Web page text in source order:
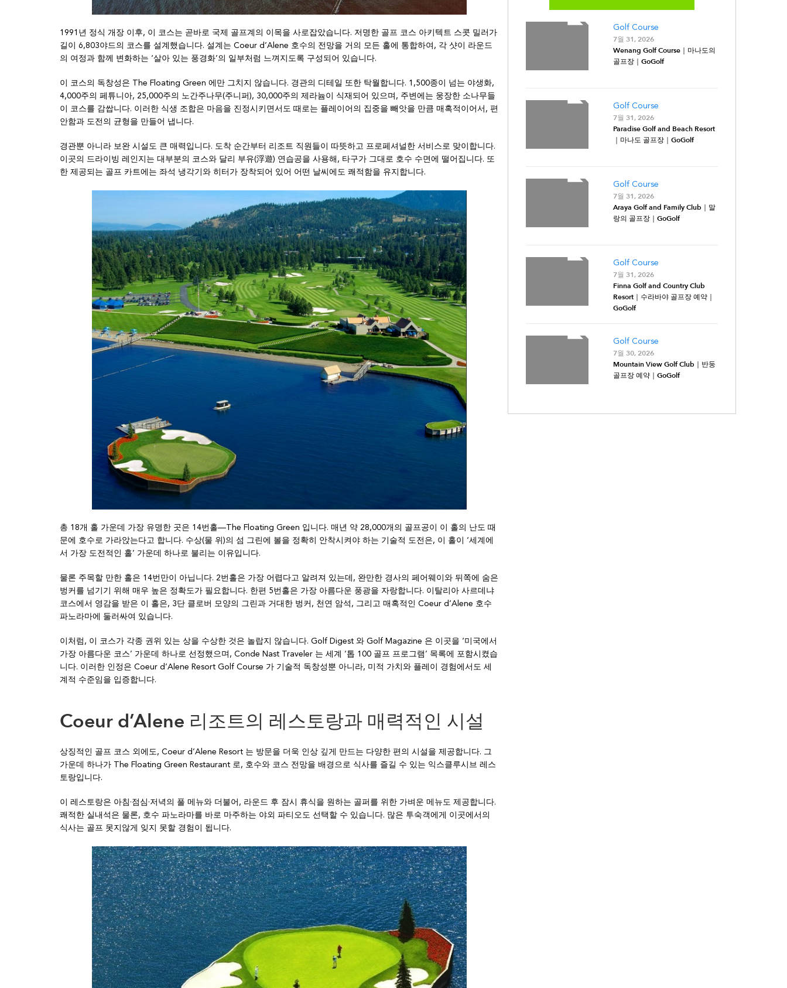
1991년 정식 개장 이후, 이 코스는 곧바로 국제 골프계의 이목을 사로잡았습니다. 저명한 골프 코스 아키텍트 스콧 밀러가
길이 6,803야드의 코스를 설계했습니다. 설계는 Coeur d’Alene 호수의 전망을 거의 모든 홀에 통합하여, 각 샷이 라운드
의 여정과 함께 변화하는 ‘살아 있는 풍경화’의 일부처럼 느껴지도록 구성되어 있습니다.
이 코스의 독창성은 The Floating Green 에만 그치지 않습니다. 경관의 디테일 또한 탁월합니다. 1,500종이 넘는 야생화,
4,000주의 페튜니아, 25,000주의 노간주나무(주니퍼), 30,000주의 제라늄이 식재되어 있으며, 주변에는 웅장한 소나무들
이 코스를 감쌉니다. 이러한 식생 조합은 마음을 진정시키면서도 때로는 플레이어의 집중을 빼앗을 만큼 매혹적이어서, 편
안함과 도전의 균형을 만들어 냅니다.
경관뿐 아니라 보완 시설도 큰 매력입니다. 도착 순간부터 리조트 직원들이 따뜻하고 프로페셔널한 서비스로 맞이합니다.
이곳의 드라이빙 레인지는 대부분의 코스와 달리 부유(浮遊) 연습공을 사용해, 타구가 그대로 호수 수면에 떨어집니다. 또
한 제공되는 골프 카트에는 좌석 냉각기와 히터가 장착되어 있어 어떤 날씨에도 쾌적함을 유지합니다.
총 18개 홀 가운데 가장 유명한 곳은 14번홀—The Floating Green 입니다. 매년 약 28,000개의 골프공이 이 홀의 난도 때
문에 호수로 가라앉는다고 합니다. 수상(물 위)의 섬 그린에 볼을 정확히 안착시켜야 하는 기술적 도전은, 이 홀이 ‘세계에
서 가장 도전적인 홀’ 가운데 하나로 불리는 이유입니다.
물론 주목할 만한 홀은 14번만이 아닙니다. 2번홀은 가장 어렵다고 알려져 있는데, 완만한 경사의 페어웨이와 뒤쪽에 숨은
벙커를 넘기기 위해 매우 높은 정확도가 필요합니다. 한편 5번홀은 가장 아름다운 풍광을 자랑합니다. 이탈리아 사르데냐
코스에서 영감을 받은 이 홀은, 3단 클로버 모양의 그린과 거대한 벙커, 천연 암석, 그리고 매혹적인 Coeur d’Alene 호수
파노라마에 둘러싸여 있습니다.
이처럼, 이 코스가 각종 권위 있는 상을 수상한 것은 놀랍지 않습니다. Golf Digest 와 Golf Magazine 은 이곳을 ‘미국에서
가장 아름다운 코스’ 가운데 하나로 선정했으며, Conde Nast Traveler 는 세계 ‘톱 100 골프 프로그램’ 목록에 포함시켰습
니다. 이러한 인정은 Coeur d’Alene Resort Golf Course 가 기술적 독창성뿐 아니라, 미적 가치와 플레이 경험에서도 세
계적 수준임을 입증합니다.
Coeur d’Alene 리조트의 레스토랑과 매력적인 시설
상징적인 골프 코스 외에도, Coeur d’Alene Resort 는 방문을 더욱 인상 깊게 만드는 다양한 편의 시설을 제공합니다. 그
가운데 하나가 The Floating Green Restaurant 로, 호수와 코스 전망을 배경으로 식사를 즐길 수 있는 익스클루시브 레스
토랑입니다.
이 레스토랑은 아침·점심·저녁의 풀 메뉴와 더불어, 라운드 후 잠시 휴식을 원하는 골퍼를 위한 가벼운 메뉴도 제공합니다.
쾌적한 실내석은 물론, 호수 파노라마를 바로 마주하는 야외 파티오도 선택할 수 있습니다. 많은 투숙객에게 이곳에서의
식사는 골프 못지않게 잊지 못할 경험이 됩니다.
Golf Course
7월 31, 2026
Wenang Golf Course｜마나도의
골프장｜GoGolf
Golf Course
7월 31, 2026
Paradise Golf and Beach Resort
｜마나도 골프장｜GoGolf
Golf Course
7월 31, 2026
Araya Golf and Family Club｜말
랑의 골프장｜GoGolf
Golf Course
7월 31, 2026
Finna Golf and Country Club
Resort｜수라바야 골프장 예약｜
GoGolf
Golf Course
7월 30, 2026
Mountain View Golf Club｜반둥
골프장 예약｜GoGolf